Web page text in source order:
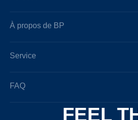
À propos de BP
Service
FAQ
FEEL